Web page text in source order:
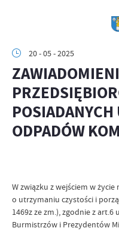
20 - 05 - 2025
ODPADÓW
W związku z wejściem w
o utrzymaniu czystości i
1469z ze zm.), zgodnie z art.6
Burmistrzów i Prezydentów